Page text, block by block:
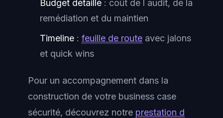
Budget détaillé : coût de l audit, de la
remédiation et du maintien
Timeline : feuille de route avec jalons
et quick wins
Pour un accompagnement dans la
construction de votre business case
sécurité, découvrez notre prestation d